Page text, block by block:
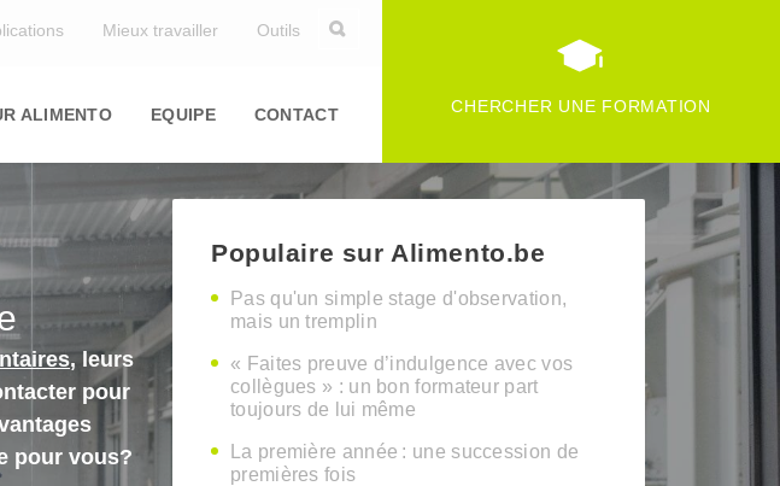
Mieux travailler Outils
ALIMENTO EQUIPE CONTACT CHERCHER UNE FORMATION
, leurs
pour
pour vous?
Populaire sur Alimento.be
Pas qu'un simple stage d'observation,
mais un tremplin
« Faites preuve d’indulgence avec vos
collègues » : un bon formateur part
toujours de lui même
La première année : une succession de
premières fois